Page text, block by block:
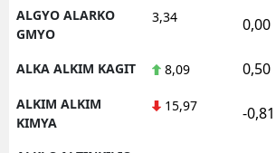
ALGYO ALARKO
GMYO
3,34 0,00
ALKA ALKIM KAGIT 8,09 0,50
ALKIM ALKIM
KIMYA
15,97 -0,81